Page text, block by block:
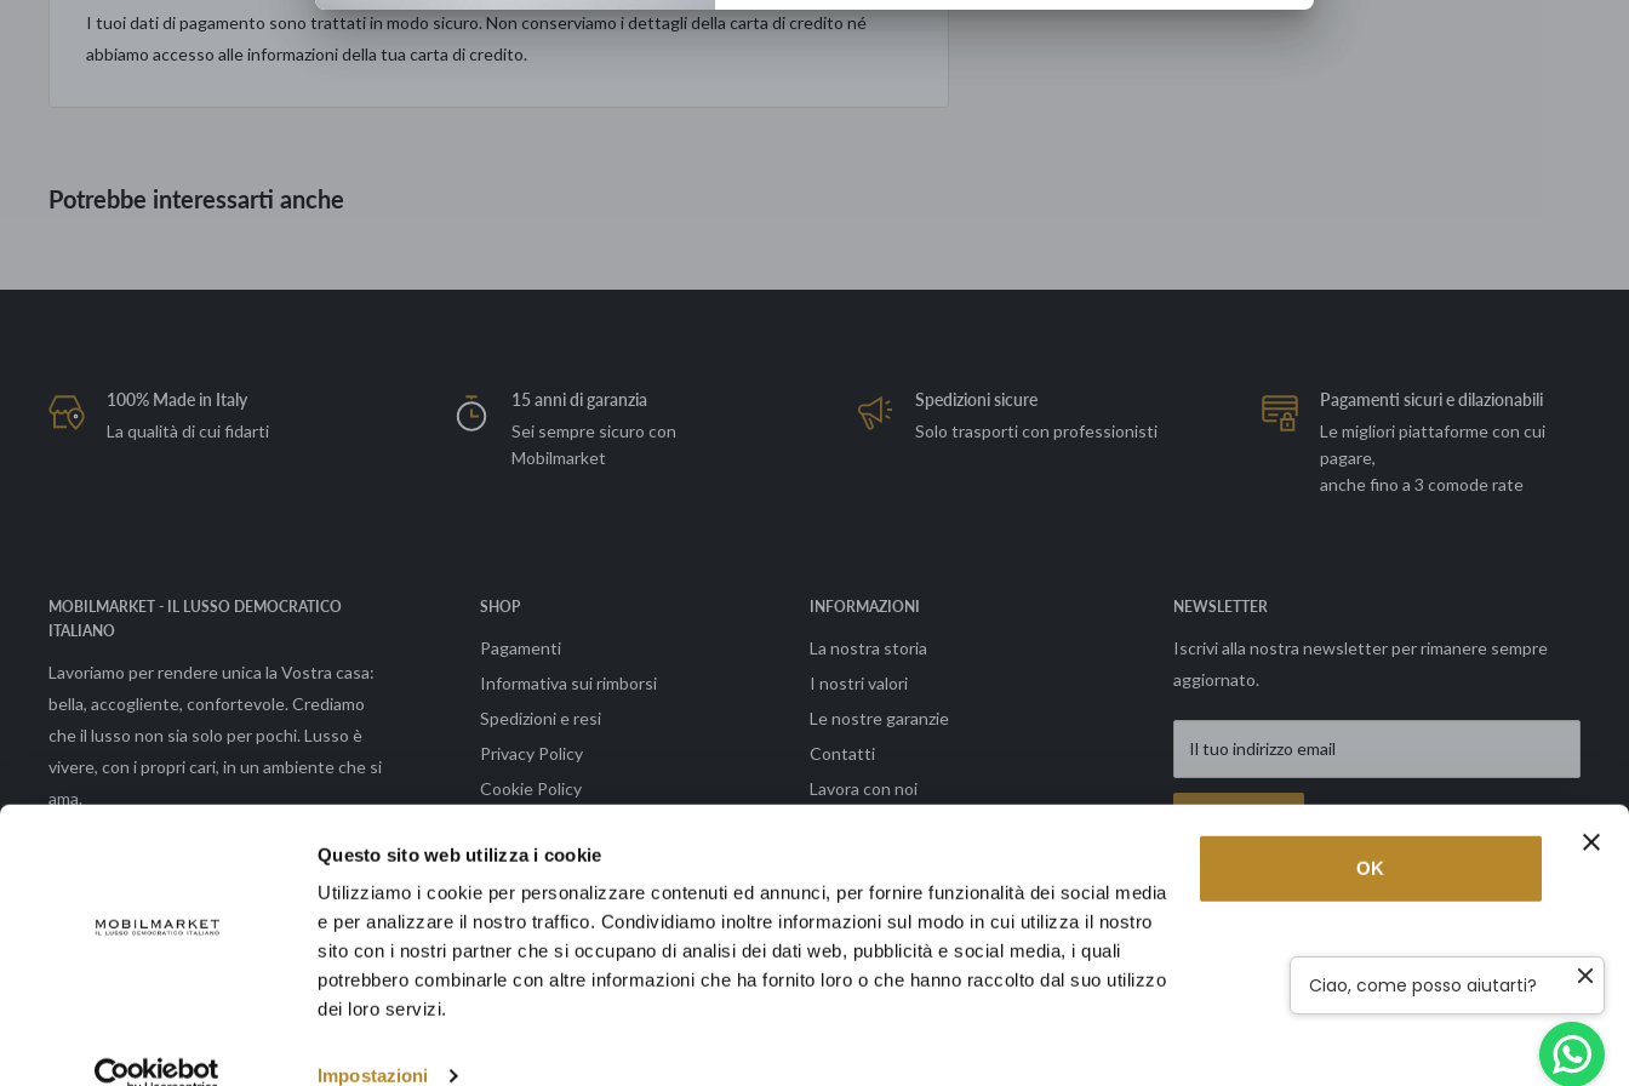
Questo sito web utilizza i cookie
Utilizziamo i cookie per personalizzare contenuti ed annunci, per fornire funzionalità dei social media
e per analizzare il nostro traffico. Condividiamo inoltre informazioni sul modo in cui utilizza il nostro
sito con i nostri partner che si occupano di analisi dei dati web, pubblicità e social media, i quali
potrebbero combinarle con altre informazioni che ha fornito loro o che hanno raccolto dal suo utilizzo
dei loro servizi.
Impostazioni
OK
I tuoi dati di pagamento sono trattati in modo sicuro. Non conserviamo i dettagli della carta di credito né
abbiamo accesso alle informazioni della tua carta di credito.
Potrebbe interessarti anche
100% Made in Italy
La qualità di cui fidarti
15 anni di garanzia
Sei sempre sicuro con
Mobilmarket
Spedizioni sicure
Solo trasporti con professionisti
Pagamenti sicuri e dilazionabili
Le migliori piattaforme con cui
pagare,
anche fino a 3 comode rate
MOBILMARKET - IL LUSSO DEMOCRATICO
ITALIANO
Lavoriamo per rendere unica la Vostra casa:
bella, accogliente, confortevole. Crediamo
che il lusso non sia solo per pochi. Lusso è
vivere, con i propri cari, in un ambiente che si
ama.
SHOP
Pagamenti
Informativa sui rimborsi
Spedizioni e resi
Privacy Policy
Cookie Policy
INFORMAZIONI
La nostra storia
I nostri valori
Le nostre garanzie
Contatti
Lavora con noi
NEWSLETTER
Iscrivi alla nostra newsletter per rimanere sempre
aggiornato.
Il tuo indirizzo email
© 2026 Mobilmarket di Emmeemme Spa |Via Brunetto Latini 48 - 50133 Firenze (FI) | P.IVA 04576990487 | Powered by WAIKA • EMMELAB
Ciao, come posso aiutarti?